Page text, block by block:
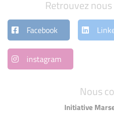
Nous
Initiative
Retrouvez
Facebook
instagram